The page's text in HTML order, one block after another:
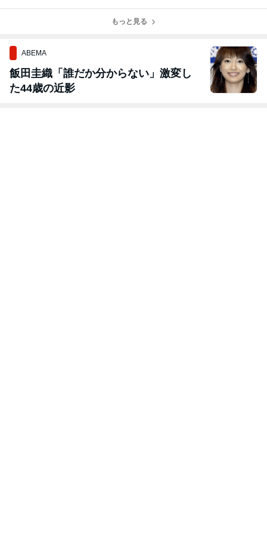
もっと見る
ABEMA
飯田圭織「誰だか分からない」激変し
た44歳の近影